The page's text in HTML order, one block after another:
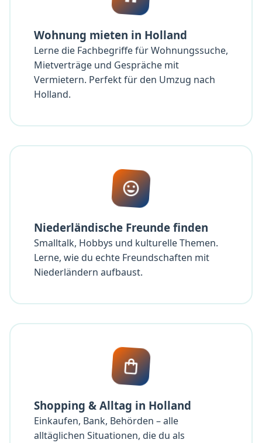
Wohnung mieten in Holland
Lerne die Fachbegriffe für Wohnungssuche,
Mietverträge und Gespräche mit
Vermietern. Perfekt für den Umzug nach
Holland.
Niederländische Freunde finden
Smalltalk, Hobbys und kulturelle Themen.
Lerne, wie du echte Freundschaften mit
Niederländern aufbaust.
Shopping & Alltag in Holland
Einkaufen, Bank, Behörden – alle
alltäglichen Situationen, die du als